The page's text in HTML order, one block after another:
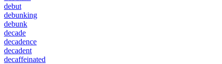
debut
debunking
debunk
decade
decadence
decadent
decaffeinated